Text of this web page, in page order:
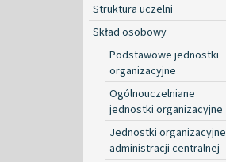
Struktura uczelni
Skład osobowy
Podstawowe jednostki
organizacyjne
Ogólnouczelniane
jednostki organizacyjne
Jednostki organizacyjne
administracji centralnej